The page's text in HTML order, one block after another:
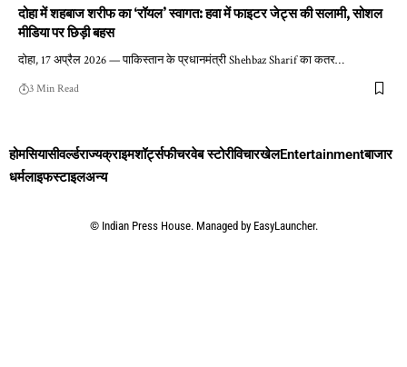
दोहा में शहबाज शरीफ का ‘रॉयल’ स्वागत: हवा में फाइटर जेट्स की सलामी, सोशल
मीडिया पर छिड़ी बहस
दोहा, 17 अप्रैल 2026 — पाकिस्तान के प्रधानमंत्री Shehbaz Sharif का कतर…
3 Min Read
होमसियासीवर्ल्डराज्यक्राइमशॉर्ट्सफीचरवेब स्टोरीविचारखेलEntertainmentबाजार
धर्मलाइफस्टाइलअन्य
© Indian Press House. Managed by EasyLauncher.